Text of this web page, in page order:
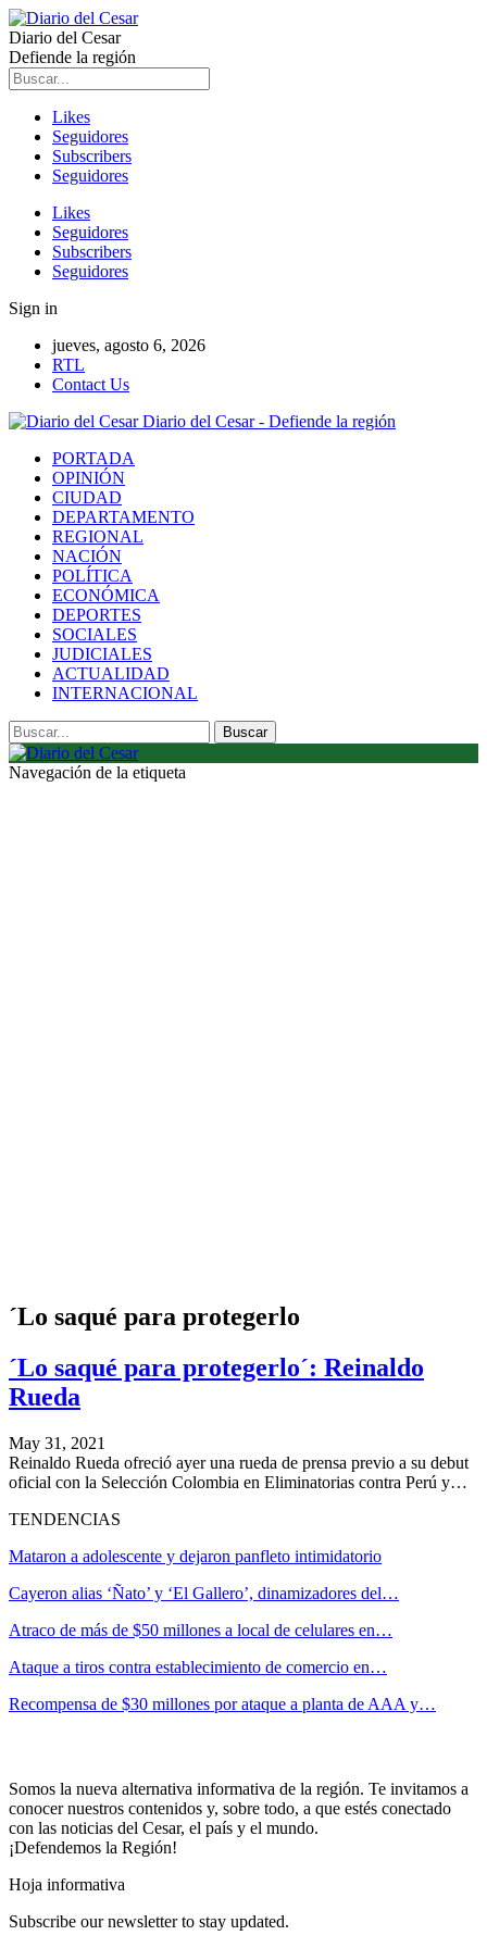
Diario del Cesar
Defiende la región
Likes
Seguidores
Subscribers
Seguidores
Likes
Seguidores
Subscribers
Seguidores
Sign in
jueves, agosto 6, 2026
RTL
Contact Us
Diario del Cesar - Defiende la región
PORTADA
OPINIÓN
CIUDAD
DEPARTAMENTO
REGIONAL
NACIÓN
POLÍTICA
ECONÓMICA
DEPORTES
SOCIALES
JUDICIALES
ACTUALIDAD
INTERNACIONAL
Navegación de la etiqueta
´Lo saqué para protegerlo
´Lo saqué para protegerlo´: Reinaldo
Rueda
May 31, 2021
Reinaldo Rueda ofreció ayer una rueda de prensa previo a su debut
oficial con la Selección Colombia en Eliminatorias contra Perú y…
TENDENCIAS
Mataron a adolescente y dejaron panfleto intimidatorio
Cayeron alias ‘Ñato’ y ‘El Gallero’, dinamizadores del…
Atraco de más de $50 millones a local de celulares en…
Ataque a tiros contra establecimiento de comercio en…
Recompensa de $30 millones por ataque a planta de AAA y…
Somos la nueva alternativa informativa de la región. Te invitamos a
conocer nuestros contenidos y, sobre todo, a que estés conectado
con las noticias del Cesar, el país y el mundo.
¡Defendemos la Región!
Hoja informativa
Subscribe our newsletter to stay updated.